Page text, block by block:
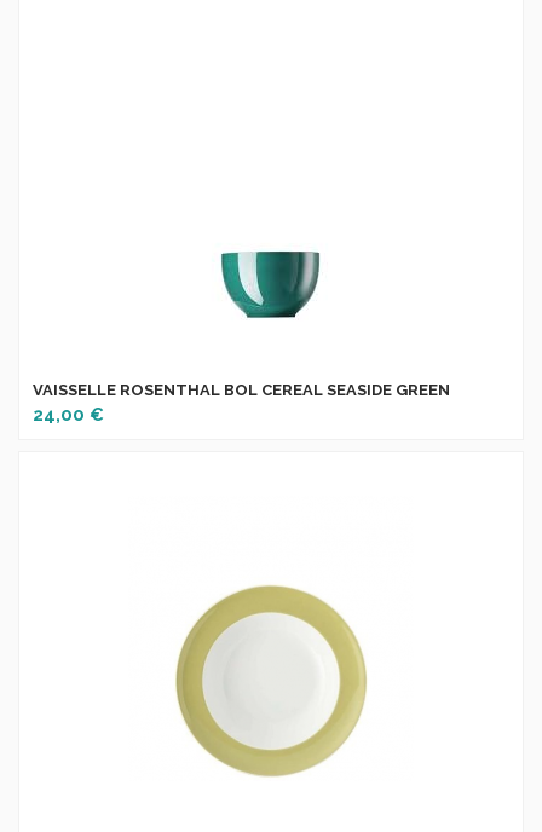
VAISSELLE ROSENTHAL BOL CEREAL SEASIDE GREEN
24,00 €